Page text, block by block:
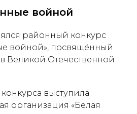
войной
районный конкурс
войной», посвящённый
Великой Отечественной
выступила
организация «Белая